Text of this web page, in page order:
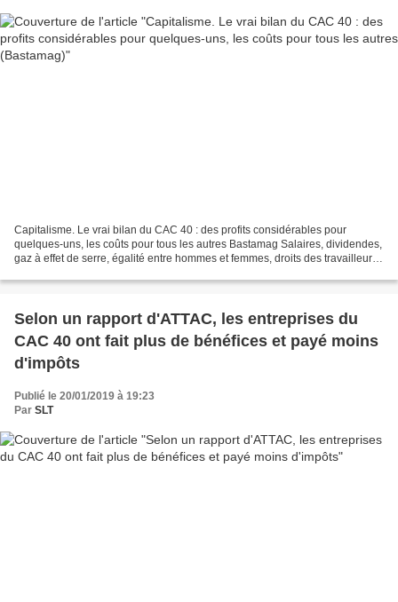
Capitalisme. Le vrai bilan du CAC 40 : des profits considérables pour
quelques-uns, les coûts pour tous les autres Bastamag Salaires, dividendes,
gaz à effet de serre, égalité entre hommes et femmes, droits des travailleurs,
Selon un rapport d'ATTAC, les entreprises du
CAC 40 ont fait plus de bénéfices et payé moins
d'impôts
Publié le 20/01/2019 à 19:23
Par SLT